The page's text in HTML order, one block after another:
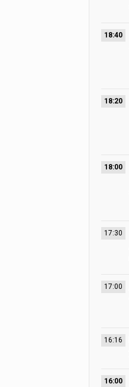
18:40
18:20
18:00
17:30
17:00
16:16
16:00